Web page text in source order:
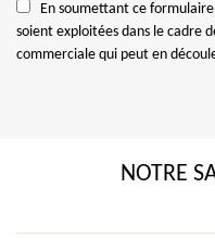
En soumettant ce
soient exploitées dans le cadre
commerciale qui peut en
NOTRE